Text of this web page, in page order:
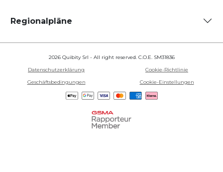
Regionalpläne
2026 Quibity Srl - All right reserved. C.O.E. SM31836
Datenschutzerklärung
Cookie-Richtlinie
Geschäftsbedingungen
Cookie-Einstellungen